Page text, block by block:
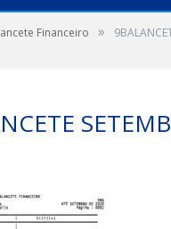
Financeiro »